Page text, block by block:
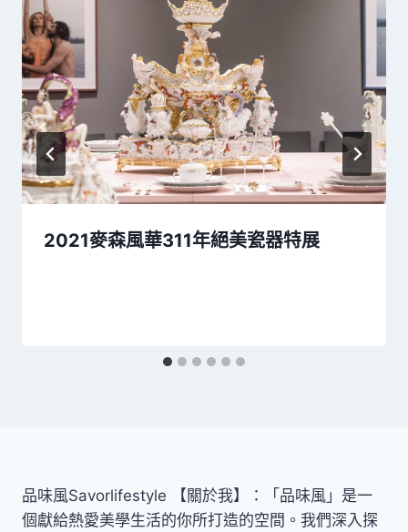
2021麥森風華311年絕美瓷器特展
品味風Savorlifestyle 【關於我】：「品味風」是一
個獻給熱愛美學生活的你所打造的空間。我們深入探